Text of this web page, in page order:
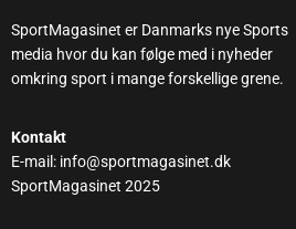
SportMagasinet er Danmarks nye Sports
media hvor du kan følge med i nyheder
omkring sport i mange forskellige grene.
Kontakt
E-mail: info@sportmagasinet.dk
SportMagasinet 2025